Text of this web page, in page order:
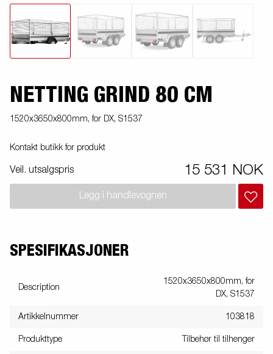
NETTING GRIND 80 CM
1520x3650x800mm, for DX, S1537
Kontakt butikk for produkt
Veil. utsalgspris 15 531 NOK
Legg i handlevognen
SPESIFIKASJONER
Description
1520x3650x800mm, for
DX, S1537
Artikkelnummer 103818
Produkttype Tilbehør til tilhenger